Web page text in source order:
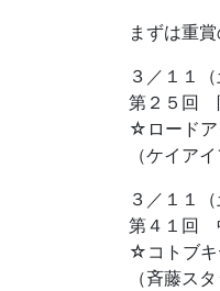
まずは重賞
３／１１
第２５回
☆ロード
（ケイア
３／１１
第４１回
☆コトブ
（斉藤ス